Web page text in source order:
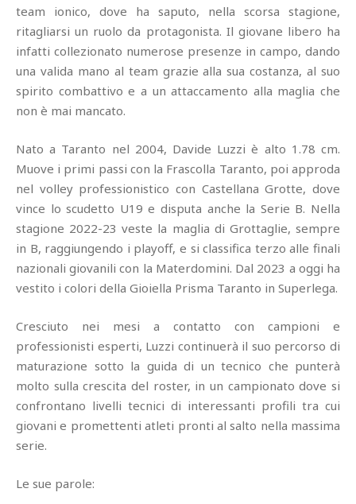
team ionico, dove ha saputo, nella scorsa stagione,
ritagliarsi un ruolo da protagonista. Il giovane libero ha
infatti collezionato numerose presenze in campo, dando
una valida mano al team grazie alla sua costanza, al suo
spirito combattivo e a un attaccamento alla maglia che
non è mai mancato.
Nato a Taranto nel 2004, Davide Luzzi è alto 1.78 cm.
Muove i primi passi con la Frascolla Taranto, poi approda
nel volley professionistico con Castellana Grotte, dove
vince lo scudetto U19 e disputa anche la Serie B. Nella
stagione 2022-23 veste la maglia di Grottaglie, sempre
in B, raggiungendo i playoff, e si classifica terzo alle finali
nazionali giovanili con la Materdomini. Dal 2023 a oggi ha
vestito i colori della Gioiella Prisma Taranto in Superlega.
Cresciuto nei mesi a contatto con campioni e
professionisti esperti, Luzzi continuerà il suo percorso di
maturazione sotto la guida di un tecnico che punterà
molto sulla crescita del roster, in un campionato dove si
confrontano livelli tecnici di interessanti profili tra cui
giovani e promettenti atleti pronti al salto nella massima
serie.
Le sue parole: